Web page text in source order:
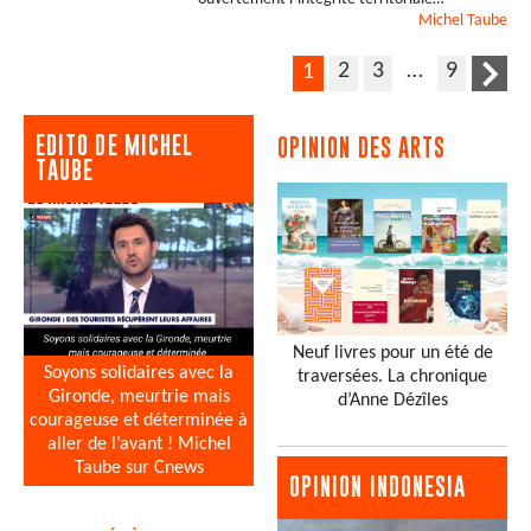
Michel Taube
1 2 3 … 9
EDITO DE MICHEL
TAUBE
Soyons solidaires avec la
Gironde, meurtrie mais
courageuse et déterminée à
aller de l’avant ! Michel
Taube sur Cnews
OPINION DES ARTS
Neuf livres pour un été de
traversées. La chronique
d’Anne Dézîles
OPINION INDONESIA